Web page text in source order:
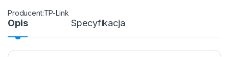
TP-Link
Opis Specyfikacja